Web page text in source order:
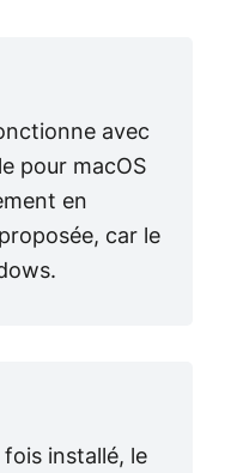
avec
pour macOS
en
car le
installé, le